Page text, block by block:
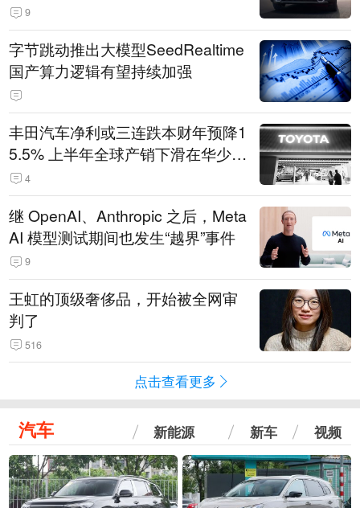
9
字节跳动推出大模型SeedRealtime
国产算力逻辑有望持续加强
丰田汽车净利或三连跌本财年预降1
5.5% 上半年全球产销下滑在华少卖
14.3万辆
4
继 OpenAI、Anthropic 之后，Meta
AI 模型测试期间也发生“越界”事件
9
王虹的顶级奢侈品，开始被全网审
判了
516
点击查看更多
汽车 新能源 新车 视频